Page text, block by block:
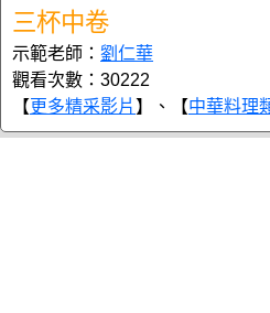
三杯中卷
示範老師： 劉仁華
觀看次數：30222
【更多精采影片 】、【中華料理